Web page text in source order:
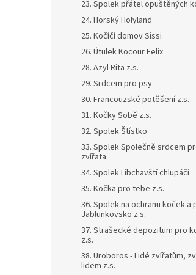
23. Spolek přátel opuštěných
24. Horský Holyland
25. Kočíčí domov Sissi
26. Útulek Kocour Felix
28. Azyl Rita z.s.
29. Srdcem pro psy
30. Francouzské potěšení z.s.
31. Kočky Sobě z.s.
32. Spolek Štístko
33. Spolek Společně srdcem
zvířata
34. Spolek Libchavští chlupáči
35. Kočka pro tebe z.s.
36. Spolek na ochranu koček a
Jablunkovsko z.s.
37. Strašecké depozitum pro
z.s.
38. Uroboros - Lidé zvířatům,
lidem z.s.